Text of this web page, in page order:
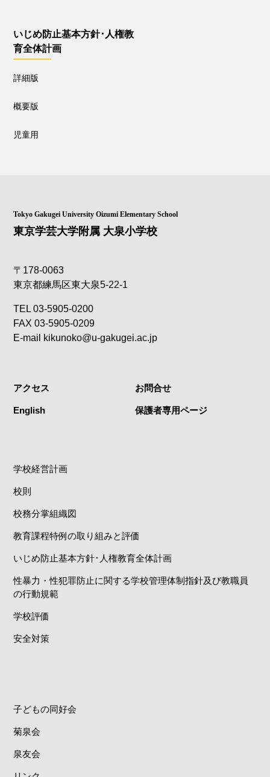
いじめ防止基本方針･人権教
育全体計画
詳細版
概要版
児童用
Tokyo Gakugei University Oizumi Elementary School
東京学芸大学附属 大泉小学校
〒178-0063
東京都練馬区東大泉5-22-1
TEL 03-5905-0200
FAX 03-5905-0209
E-mail kikunoko@u-gakugei.ac.jp
アクセス お問合せ
English 保護者専用ページ
学校経営計画
校則
校務分掌組織図
教育課程特例の取り組みと評価
いじめ防止基本方針･人権教育全体計画
性暴力・性犯罪防止に関する学校管理体制指針及び教職員
の行動規範
学校評価
安全対策
子どもの同好会
菊泉会
泉友会